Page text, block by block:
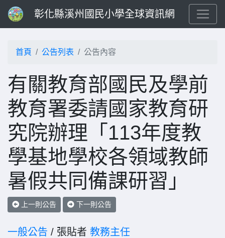
彰化縣溪州國民小學全球資訊網
首頁 公告列表 公告內容
有關教育部國民及學前
教育署委請國家教育研
究院辦理「113年度教
學基地學校各領域教師
暑假共同備課研習」
上一則公告 下一則公告
一般公告 / 張貼者 教務主任